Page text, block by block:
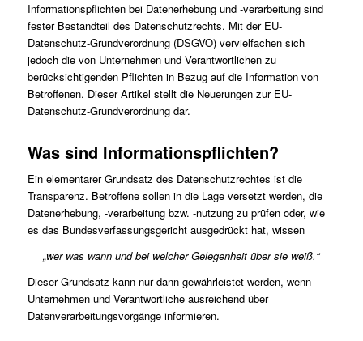
​Informationspflichten bei Datenerhebung und -verarbeitung sind
fester Bestandteil des Datenschutzrechts. Mit der EU-
Datenschutz-Grundverordnung (DSGVO) vervielfachen sich
jedoch die von Unternehmen und Verantwortlichen zu
berücksichtigenden Pflichten in Bezug auf die Information von
Betroffenen. Dieser Artikel stellt die Neuerungen zur EU-
Datenschutz-Grundverordnung dar.
Was sind Informationspflichten?
Ein elementarer Grundsatz des Datenschutzrechtes ist die
Transparenz. Betroffene sollen in die Lage versetzt werden, die
Datenerhebung, -verarbeitung bzw. -nutzung zu prüfen oder, wie
es das Bundesverfassungsgericht ausgedrückt hat, wissen
„wer was wann und bei welcher Gelegenheit über sie weiß.“
Dieser Grundsatz kann nur dann gewährleistet werden, wenn
Unternehmen und Verantwortliche ausreichend über
Datenverarbeitungsvorgänge informieren.